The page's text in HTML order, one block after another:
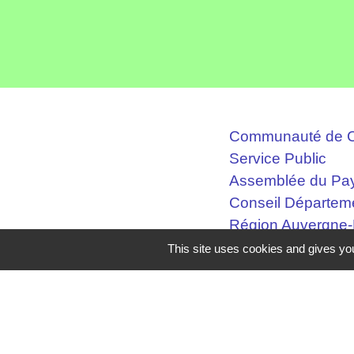
Communauté de
Service Public
Assemblée du
Conseil
Région
Mentions légales -
This site uses cookies and gives